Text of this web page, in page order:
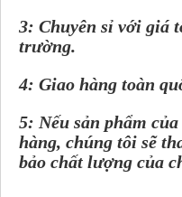
3: Chuyên sỉ với giá
trường.
4: Giao hàng toàn
5: Nếu sản phẩm
hàng, chúng tôi sẽ
bảo chất lượng của